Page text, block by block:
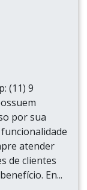
(11) 9
por sua
atender
de clientes
En...